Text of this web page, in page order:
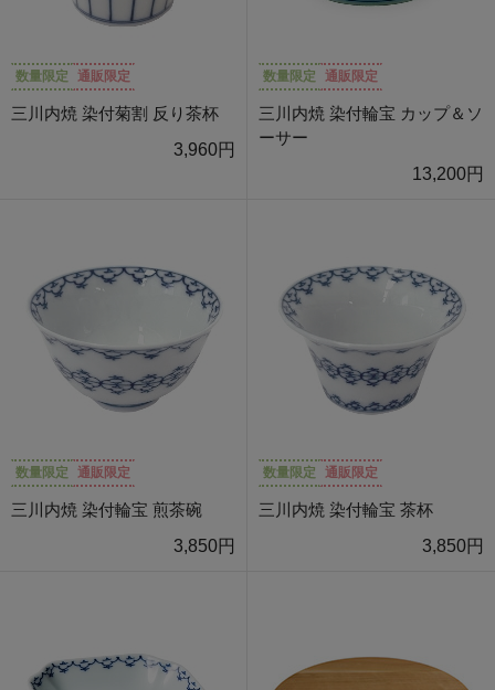
数量限定 通販限定
三川内焼 染付菊割 反り茶杯
3,960円
数量限定 通販限定
三川内焼 染付輪宝 カップ＆ソ
ーサー
13,200円
数量限定 通販限定
三川内焼 染付輪宝 煎茶碗
3,850円
数量限定 通販限定
三川内焼 染付輪宝 茶杯
3,850円